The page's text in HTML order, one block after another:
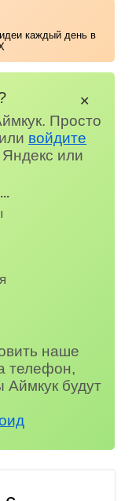
каждый день в
Просто
или войдите
или
наше
телефон,
Аймкук будут
✕